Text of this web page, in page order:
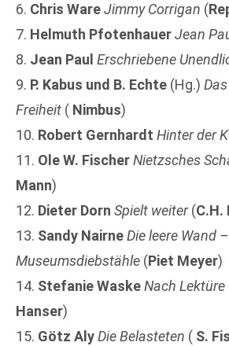
6. Chris WareJimmy Corrigan (
7. Helmuth PfotenhauerJean
8. Jean Paul Erschriebene
9. P. Kabus und B. Echte (Hg.)
Freiheit ( Nimbus)
10. Robert Gernhardt Hinter der
11. Ole W. FischerNietzsches
Mann)
12. Dieter Dorn Spielt weiter(C.H.
13. Sandy NairneDie leere Wand –
Museumsdiebstähle (Piet Meyer)
14. Stefanie WaskeNach Lektüre
Hanser)
15. Götz AlyDie Belasteten ( S.